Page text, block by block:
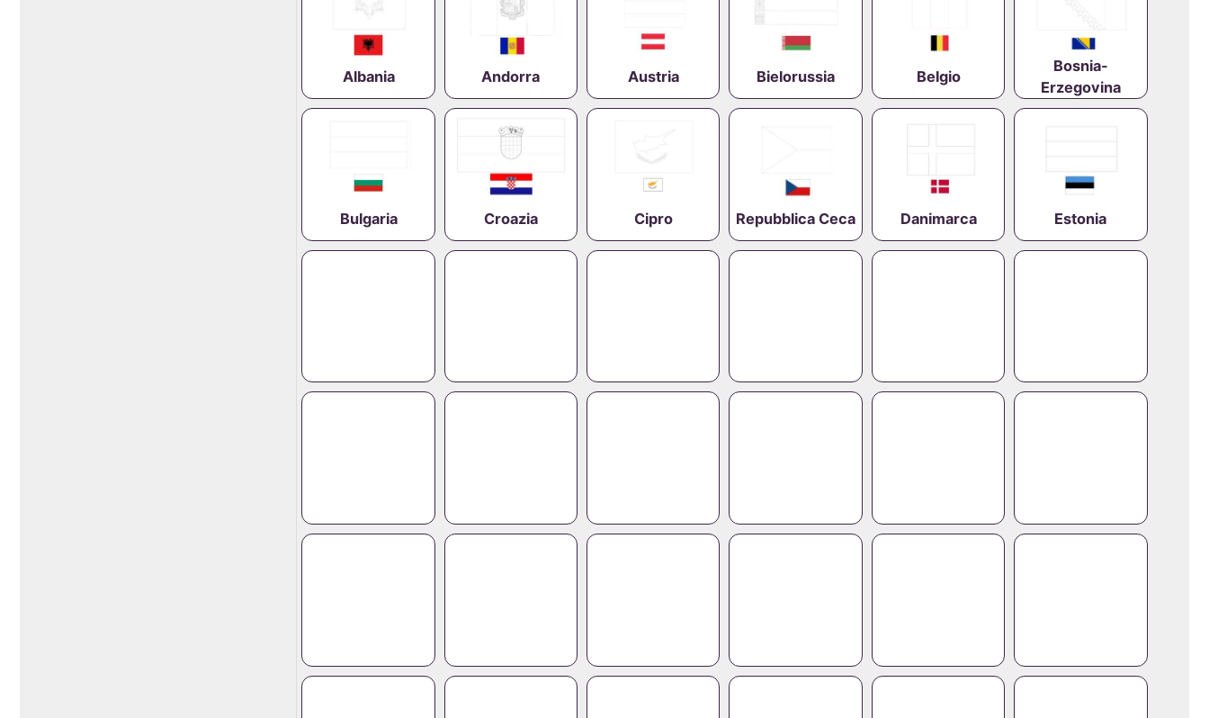
Albania Andorra Austria Bielorussia Belgio
Bosnia-
Erzegovina
Bulgaria Croazia Cipro Repubblica Ceca Danimarca Estonia